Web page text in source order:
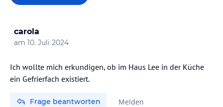
carola
am 10. Juli 2024
Ich wollte mich erkundigen, ob im Haus Lee in der Küche
ein Gefrierfach existiert.
Frage beantworten Melden